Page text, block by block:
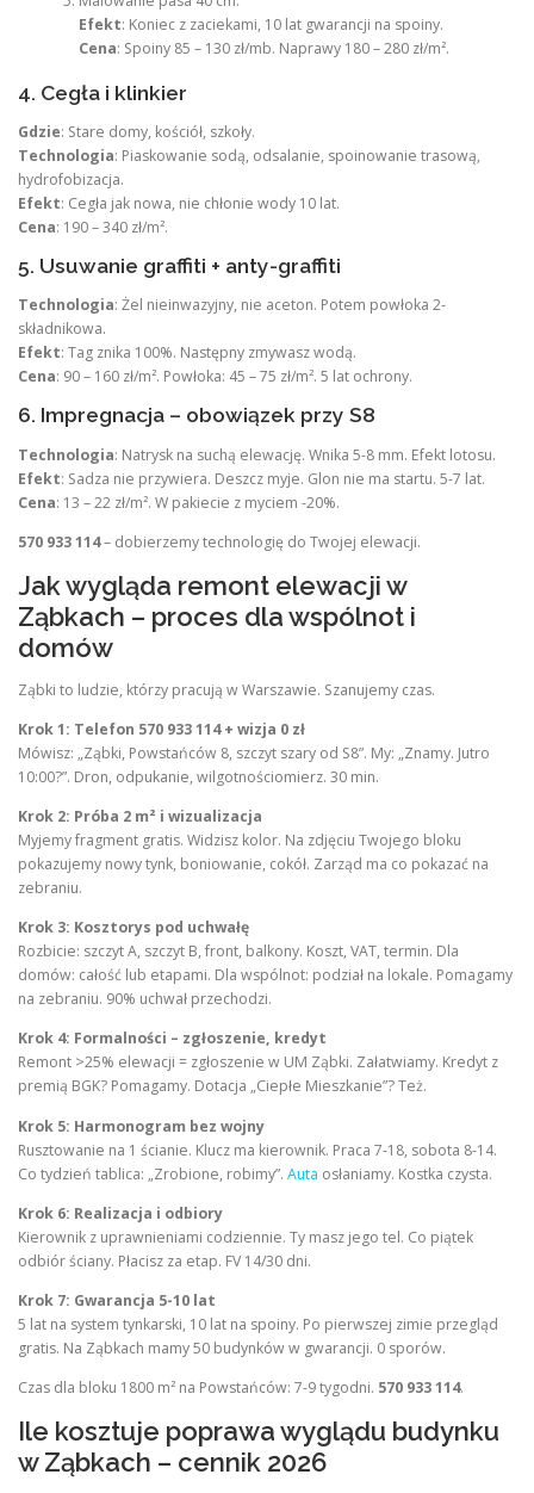
Efekt: Koniec z zaciekami, 10 lat gwarancji na spoiny.
Cena: Spoiny 85 – 130 zł/mb. Naprawy 180 – 280 zł/m².
4. Cegła i klinkier
Gdzie: Stare domy, kościół, szkoły.
Technologia: Piaskowanie sodą, odsalanie, spoinowanie trasową,
hydrofobizacja.
Efekt: Cegła jak nowa, nie chłonie wody 10 lat.
Cena: 190 – 340 zł/m².
5. Usuwanie graffiti + anty-graffiti
Technologia: Żel nieinwazyjny, nie aceton. Potem powłoka 2-
składnikowa.
Efekt: Tag znika 100%. Następny zmywasz wodą.
Cena: 90 – 160 zł/m². Powłoka: 45 – 75 zł/m². 5 lat ochrony.
6. Impregnacja – obowiązek przy S8
Technologia: Natrysk na suchą elewację. Wnika 5-8 mm. Efekt lotosu.
Efekt: Sadza nie przywiera. Deszcz myje. Glon nie ma startu. 5-7 lat.
Cena: 13 – 22 zł/m². W pakiecie z myciem -20%.
570 933 114– dobierzemy technologię do Twojej elewacji.
Jak wygląda remont elewacji w
Ząbkach – proces dla wspólnot i
domów
Ząbki to ludzie, którzy pracują w Warszawie. Szanujemy czas.
Krok 1: Telefon 570 933 114 + wizja 0 zł
Mówisz: „Ząbki, Powstańców 8, szczyt szary od S8”. My: „Znamy. Jutro
10:00?”. Dron, odpukanie, wilgotnościomierz. 30 min.
Krok 2: Próba 2 m² i wizualizacja
Myjemy fragment gratis. Widzisz kolor. Na zdjęciu Twojego bloku
pokazujemy nowy tynk, boniowanie, cokół. Zarząd ma co pokazać na
zebraniu.
Krok 3: Kosztorys pod uchwałę
Rozbicie: szczyt A, szczyt B, front, balkony. Koszt, VAT, termin. Dla
domów: całość lub etapami. Dla wspólnot: podział na lokale. Pomagamy
na zebraniu. 90% uchwał przechodzi.
Krok 4: Formalności – zgłoszenie, kredyt
Remont >25% elewacji = zgłoszenie w UM Ząbki. Załatwiamy. Kredyt z
premią BGK? Pomagamy. Dotacja „Ciepłe Mieszkanie”? Też.
Krok 5: Harmonogram bez wojny
Rusztowanie na 1 ścianie. Klucz ma kierownik. Praca 7-18, sobota 8-14.
Co tydzień tablica: „Zrobione, robimy”. Auta osłaniamy. Kostka czysta.
Krok 6: Realizacja i odbiory
Kierownik z uprawnieniami codziennie. Ty masz jego tel. Co piątek
odbiór ściany. Płacisz za etap. FV 14/30 dni.
Krok 7: Gwarancja 5-10 lat
5 lat na system tynkarski, 10 lat na spoiny. Po pierwszej zimie przegląd
gratis. Na Ząbkach mamy 50 budynków w gwarancji. 0 sporów.
Czas dla bloku 1800 m² na Powstańców: 7-9 tygodni. 570 933 114.
Ile kosztuje poprawa wyglądu budynku
w Ząbkach – cennik 2026